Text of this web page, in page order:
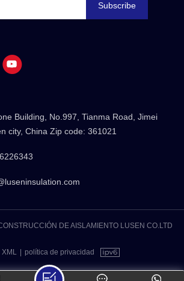
Subscribe
Building, No.997, Tianma Road, Jimei
city, China Zip code: 361021
DE AISLAMIENTO LUSEN CO.LTD
XML política de privacidad